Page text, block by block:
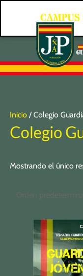
Inicio / Colegio
Colegio
Mostrando el único